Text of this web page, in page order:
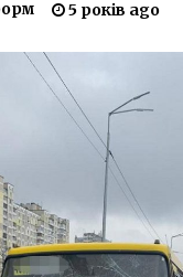
Військовий льотчик
Дніпра
5 років ago
На Куренівці трамвай на
5 років ago
Казино «Azartmania» это
весело, и прибыльно
5 років ago